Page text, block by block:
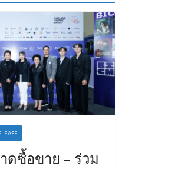
ดซื้อขาย – ร่วม